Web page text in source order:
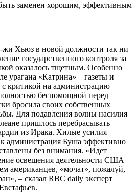
заменен хорошим, эффективным
жи Хьюз в новой должности так ни
государственного контроля за
оказалось тщетным. Особенно
урагана «Катрина» – газеты и
критикой на администрацию
беспомощной перед
бросила своих собственных
Для подавления волны насилия
пришлось перебрасывать
из Ирака. Хилые усилия
администрация Буша эффективно
без внимания. «Идет
освещения деятельности США
американцев, «мочат», пожалуй,
– сказал RBC daily эксперт